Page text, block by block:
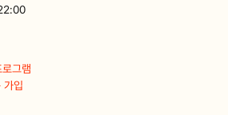
그램
가입